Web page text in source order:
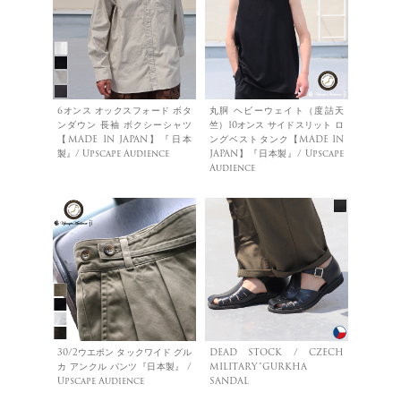
6オンス オックスフォード ボタ
ンダウン 長袖 ボクシーシャツ
【MADE IN JAPAN】『日本
製』/ Upscape Audience
丸胴 ヘビーウェイト（度詰天
竺）10オンス サイドスリット ロ
ングベストタンク【MADE IN
JAPAN】『日本製』/ Upscape
Audience
30/2ウエポン タックワイド グル
カ アンクル パンツ『日本製』 /
Upscape Audience
DEAD STOCK / CZECH
MILITARY”GURKHA
SANDAL